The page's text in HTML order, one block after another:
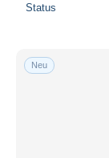
Status
Neu